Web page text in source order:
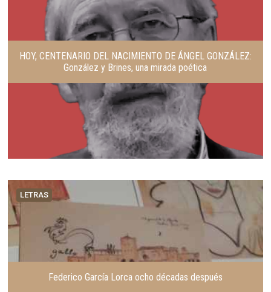
i
o
r
e
HOY, CENTENARIO DEL NACIMIENTO DE ÁNGEL GONZÁLEZ:
González y Brines, una mirada poética
LETRAS
Federico García Lorca ocho décadas después